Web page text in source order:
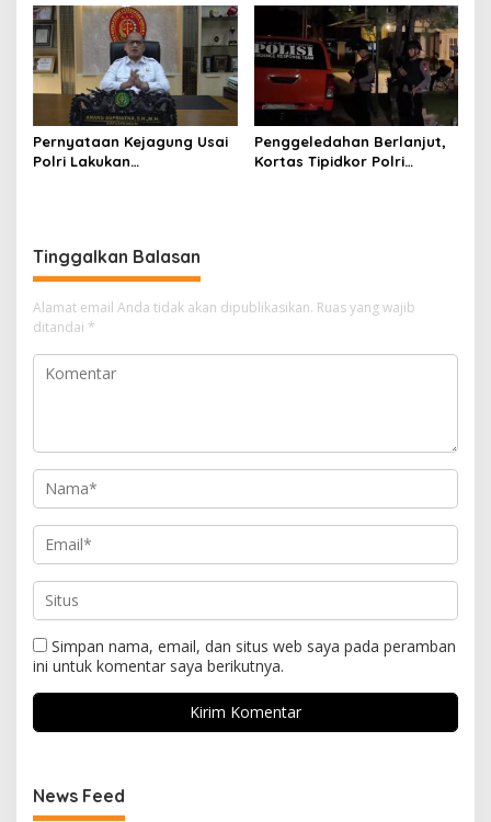
Kejagung RI
Nama Jampidsus
Mendadak Jadi Sorotan
Pernyataan Kejagung Usai
Polri Lakukan
Penggeledahan Berlanjut,
Kortas Tipidkor Polri
Tinggalkan Balasan
Alamat email Anda tidak akan dipublikasikan. Ruas yang wajib
ditandai *
Simpan nama, email, dan situs web saya pada peramban
ini untuk komentar saya berikutnya.
News Feed